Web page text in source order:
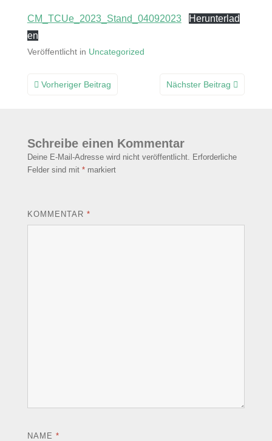
CM_TCUe_2023_Stand_04092023
Herunterlad
en
Veröffentlicht in Uncategorized
Beitragsnavigation
Vorheriger Beitrag Nächster Beitrag
Schreibe einen Kommentar
Deine E-Mail-Adresse wird nicht veröffentlicht.
Erforderliche
Felder sind mit *markiert
KOMMENTAR *
NAME *